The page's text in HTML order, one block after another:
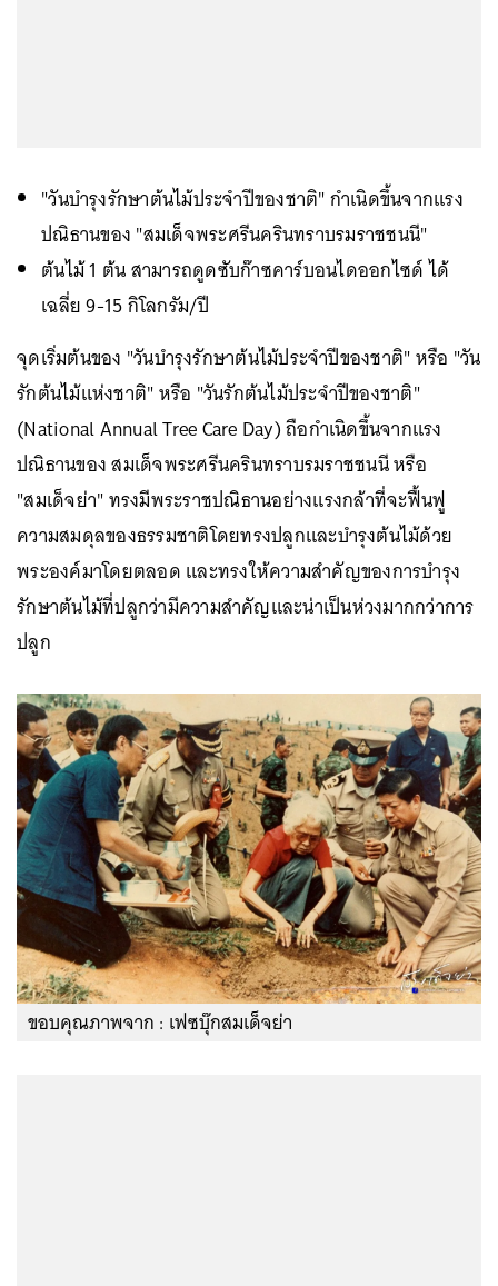
"วันบำรุงรักษาต้นไม้ประจำปีของชาติ" กำเนิดขึ้นจากแรง
ปณิธานของ "สมเด็จพระศรีนครินทราบรมราชชนนี"
ต้นไม้ 1 ต้น สามารถดูดซับก๊าซคาร์บอนไดออกไซด์ ได้
เฉลี่ย 9-15 กิโลกรัม/ปี
จุดเริ่มต้นของ "วันบำรุงรักษาต้นไม้ประจำปีของชาติ" หรือ "วัน
รักต้นไม้แห่งชาติ" หรือ "วันรักต้นไม้ประจำปีของชาติ"
(National Annual Tree Care Day) ถือกำเนิดขึ้นจากแรง
ปณิธานของ สมเด็จพระศรีนครินทราบรมราชชนนี หรือ
"สมเด็จย่า" ทรงมีพระราชปณิธานอย่างแรงกล้าที่จะฟื้นฟู
ความสมดุลของธรรมชาติโดยทรงปลูกและบำรุงต้นไม้ด้วย
พระองค์มาโดยตลอด และทรงให้ความสำคัญของการบำรุง
รักษาต้นไม้ที่ปลูกว่ามีความสำคัญและน่าเป็นห่วงมากกว่าการ
ปลูก
ขอบคุณภาพจาก : เฟซบุ๊กสมเด็จย่า